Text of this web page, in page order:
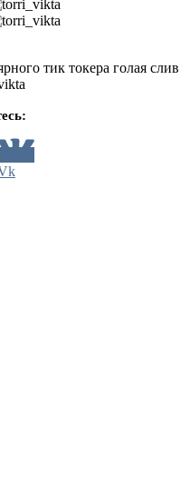
тик токера голая слив